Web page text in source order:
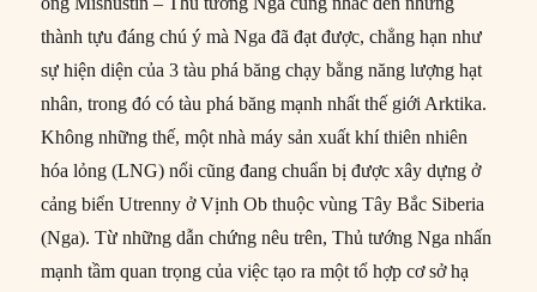
thành tựu đáng chú ý mà Nga đã đạt được, chẳng hạn như
sự hiện diện của 3 tàu phá băng chạy bằng năng lượng hạt
nhân, trong đó có tàu phá băng mạnh nhất thế giới Arktika.
Không những thế, một nhà máy sản xuất khí thiên nhiên
hóa lỏng (LNG) nổi cũng đang chuẩn bị được xây dựng ở
cảng biển Utrenny ở Vịnh Ob thuộc vùng Tây Bắc Siberia
(Nga). Từ những dẫn chứng nêu trên, Thủ tướng Nga nhấn
mạnh tầm quan trọng của việc tạo ra một tổ hợp cơ sở hạ